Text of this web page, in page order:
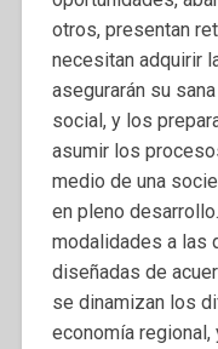
otros, presentan
necesitan adquirir
asegurarán su
social, y los
asumir los
medio de una
en pleno
modalidades a las
diseñadas de
se dinamizan los
economía